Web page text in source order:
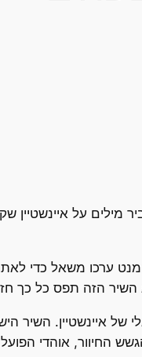
איינשטיין. אין צורך
השיר הזה תפס כל כך
איינשטיין. השיר
החיוור, אוהדי